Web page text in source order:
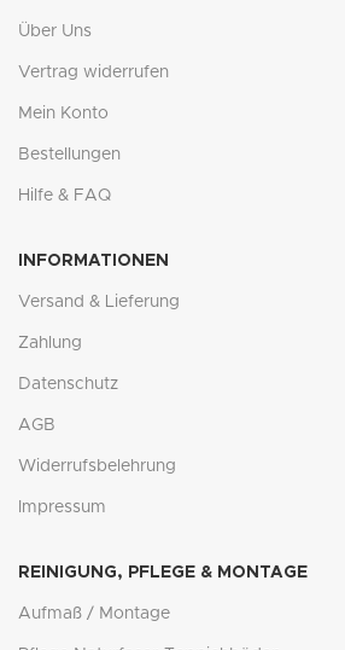
Über Uns
Vertrag widerrufen
Mein Konto
Bestellungen
Hilfe & FAQ
INFORMATIONEN
Versand & Lieferung
Zahlung
Datenschutz
AGB
Widerrufsbelehrung
Impressum
REINIGUNG, PFLEGE & MONTAGE
Aufmaß / Montage